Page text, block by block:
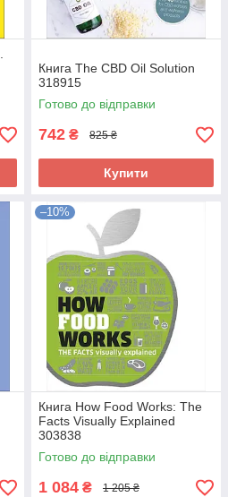
Книга The CBD Oil Solution
318915
Готово до відправки
742 ₴ 825 ₴
Купити
–10%
Книга How Food Works: The
Facts Visually Explained
303838
Готово до відправки
1 084 ₴ 1 205 ₴